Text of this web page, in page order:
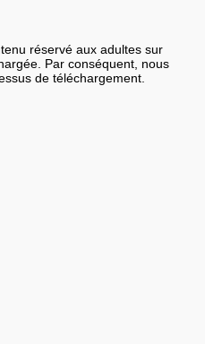
réservé aux adultes sur
Par conséquent, nous
de téléchargement.